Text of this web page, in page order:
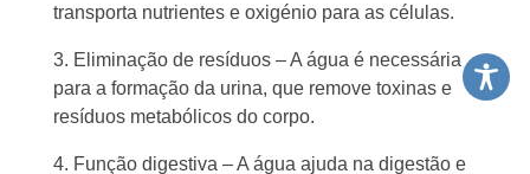
transporta nutrientes e oxigénio para as células.
3. Eliminação de resíduos – A água é necessária
para a formação da urina, que remove toxinas e
resíduos metabólicos do corpo.
4. Função digestiva – A água ajuda na digestão e